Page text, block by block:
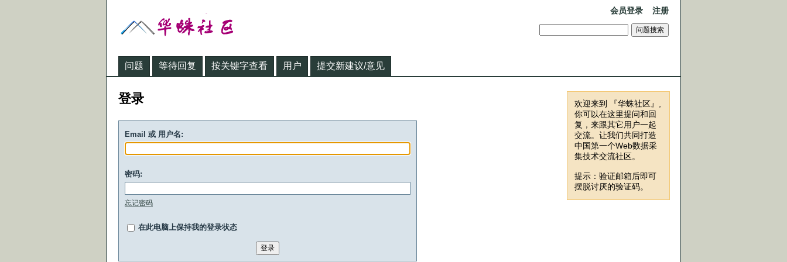
会员登录 注册
问题 等待回复 按关键字查看 用户 提交新建议/意见
欢迎来到 『华蛛社区』,
你可以在这里提问和回
复，来跟其它用户一起
交流。让我们共同打造
中国第一个Web数据采
集技术交流社区。
提示：验证邮箱后即可
摆脱讨厌的验证码。
登录
Email 或 用户名:
密码:
忘记密码
在此电脑上保持我的登录状态